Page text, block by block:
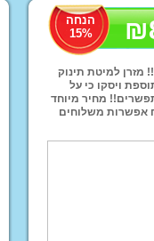
קטלוג מותג הבית INJUSA
₪
הנחה
15%
מזרן למיטת תינוק
ויסקו כי על
מחיר מיוחד
ש''ח אפשרות משלוחים